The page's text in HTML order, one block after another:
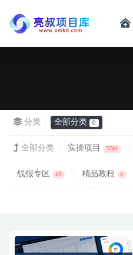
分类 全部分类 0
全部分类 实操项目 5764
线报专区 63 精品教程 6